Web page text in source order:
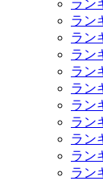
ラン
ラン
ラン
ラン
ラン
ラン
ラン
ラン
ラン
ラン
ラン